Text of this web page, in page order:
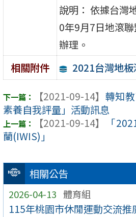
相關公告
2026-04-13 體育組
115年桃園市休閒運動交流推
說明： 依據台灣
0年9月7日地滾
辦理。
相關附件
2021台灣地
【2021-09-14】 轉知
素養自我評量」活動訊息
【2021-09-14】
「
蘭(IWIS)」